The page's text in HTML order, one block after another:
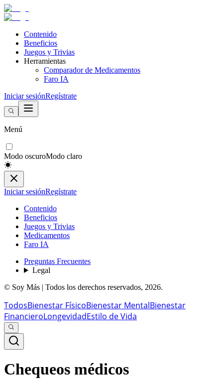
Contenido
Beneficios
Juegos y Trivias
Herramientas
Comparador de Medicamentos
Faro IA
Iniciar sesiónRegístrate
Menú
Modo oscuroModo claro
Iniciar sesiónRegístrate
Contenido
Beneficios
Juegos y Trivias
Medicamentos
Faro IA
Preguntas Frecuentes
Legal
© Soy Más | Todos los derechos reservados, 2026.
TodosBienestar FísicoBienestar MentalBienestar
FinancieroLongevidadEstilo de Vida
Chequeos médicos